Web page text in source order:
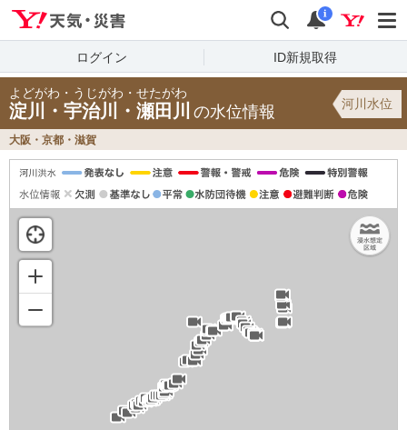
検索 通知
i
ログイン ID新規取得
よどがわ・うじがわ・せたがわ
淀川・宇治川・瀬田川 の水位情報 河川水位
大阪・京都・滋賀